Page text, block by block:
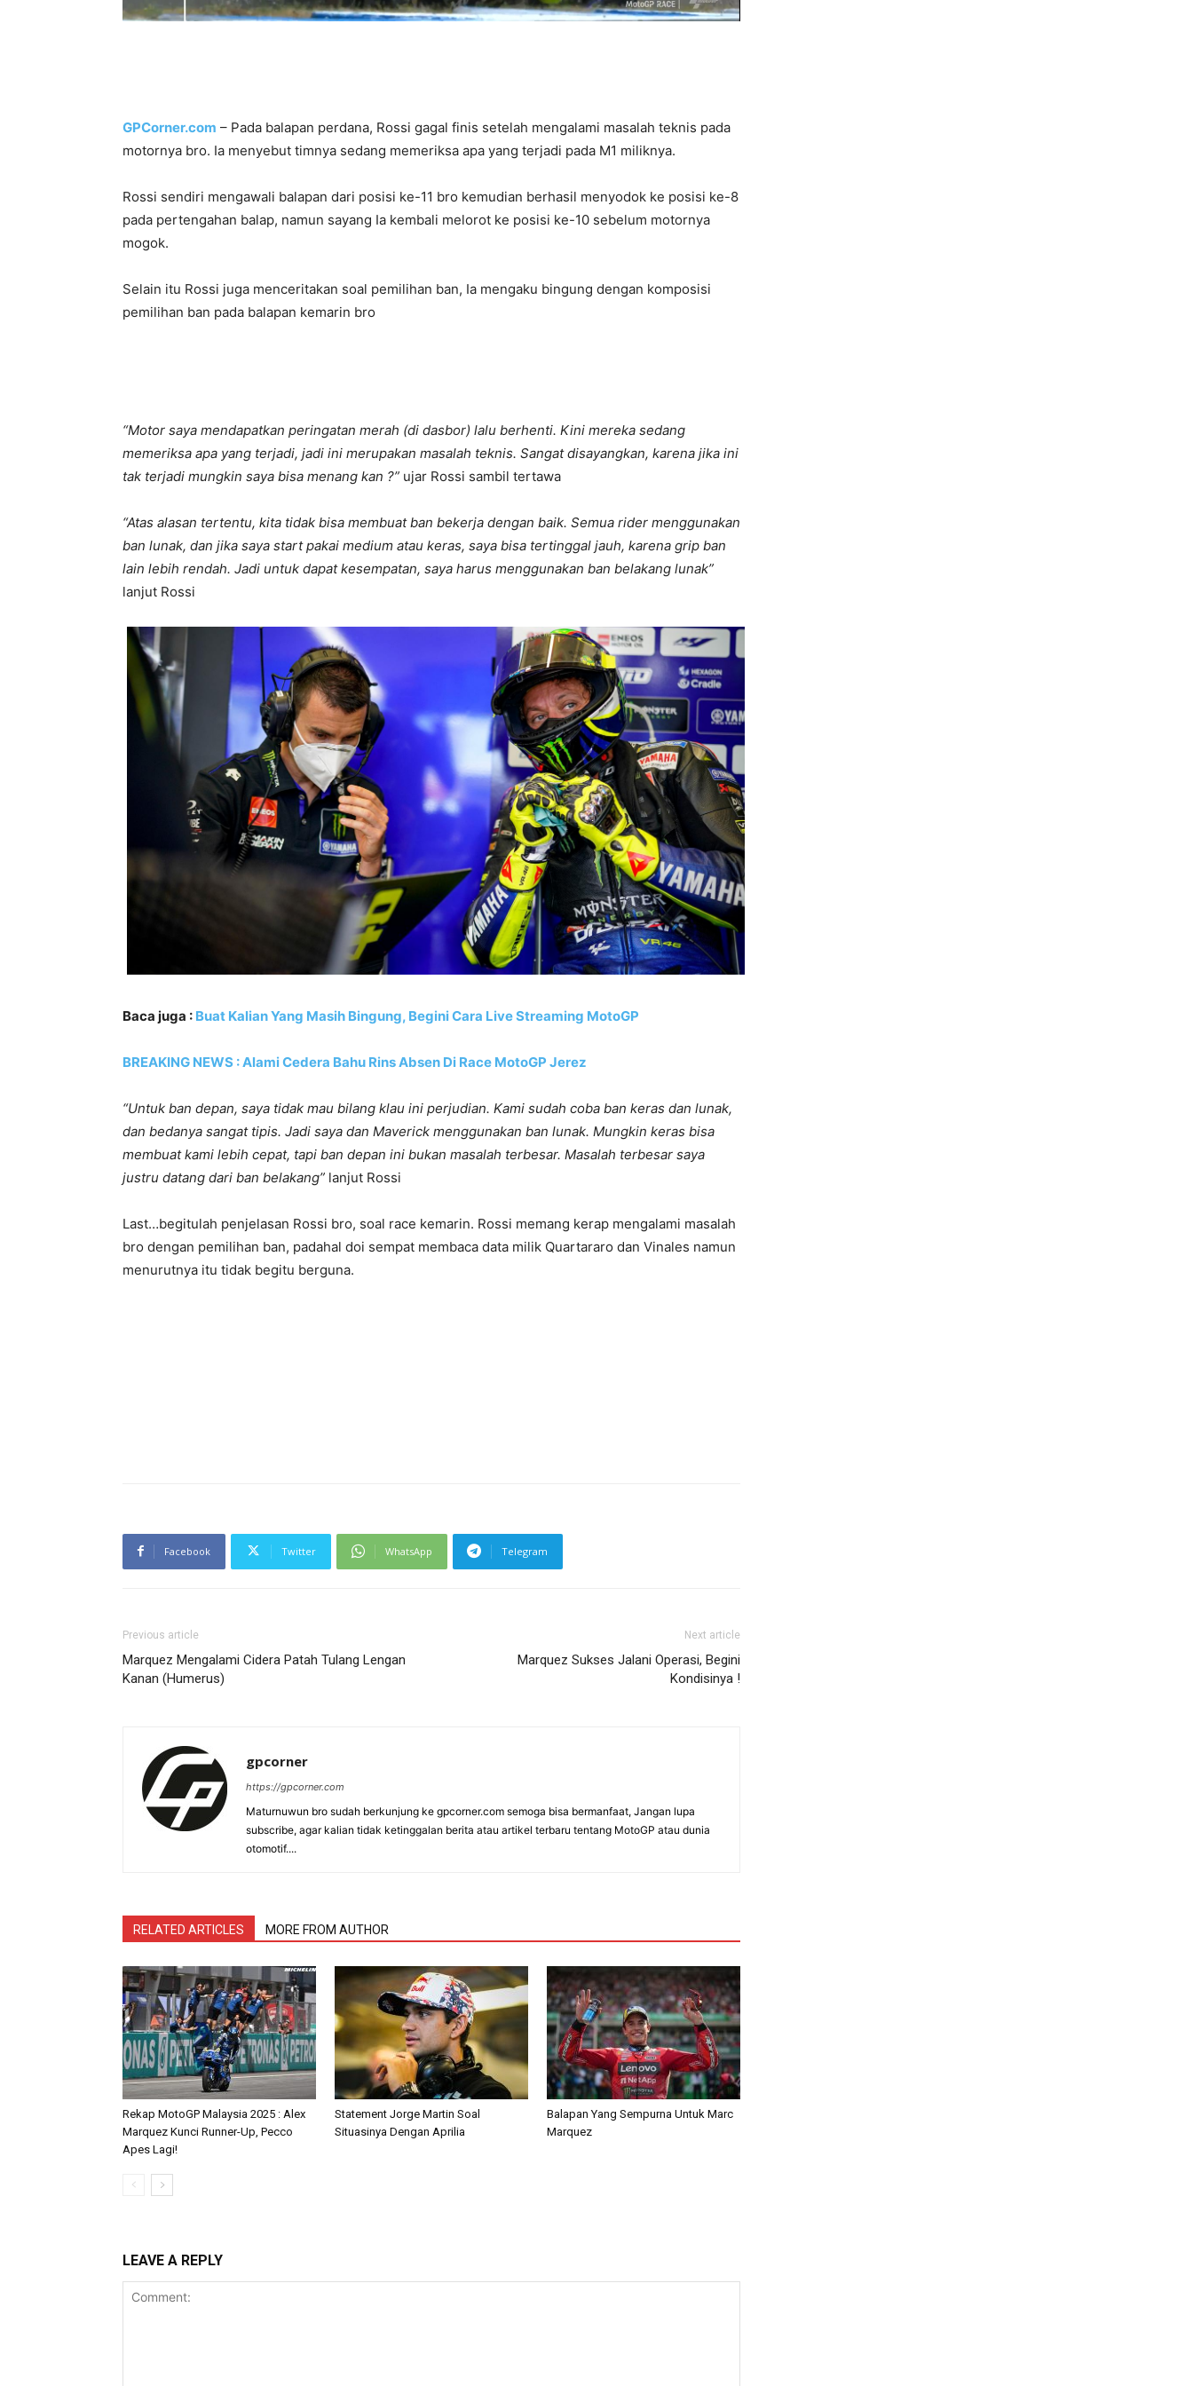
GPCorner.com – Pada balapan perdana, Rossi gagal finis setelah mengalami masalah teknis pada
motornya bro. Ia menyebut timnya sedang memeriksa apa yang terjadi pada M1 miliknya.
Rossi sendiri mengawali balapan dari posisi ke-11 bro kemudian berhasil menyodok ke posisi ke-8
pada pertengahan balap, namun sayang Ia kembali melorot ke posisi ke-10 sebelum motornya
mogok.
Selain itu Rossi juga menceritakan soal pemilihan ban, Ia mengaku bingung dengan komposisi
pemilihan ban pada balapan kemarin bro
“Motor saya mendapatkan peringatan merah (di dasbor) lalu berhenti. Kini mereka sedang
memeriksa apa yang terjadi, jadi ini merupakan masalah teknis. Sangat disayangkan, karena jika ini
tak terjadi mungkin saya bisa menang kan ?” ujar Rossi sambil tertawa
“Atas alasan tertentu, kita tidak bisa membuat ban bekerja dengan baik. Semua rider menggunakan
ban lunak, dan jika saya start pakai medium atau keras, saya bisa tertinggal jauh, karena grip ban
lain lebih rendah. Jadi untuk dapat kesempatan, saya harus menggunakan ban belakang lunak”
lanjut Rossi
Baca juga : Buat Kalian Yang Masih Bingung, Begini Cara Live Streaming MotoGP
BREAKING NEWS : Alami Cedera Bahu Rins Absen Di Race MotoGP Jerez
“Untuk ban depan, saya tidak mau bilang klau ini perjudian. Kami sudah coba ban keras dan lunak,
dan bedanya sangat tipis. Jadi saya dan Maverick menggunakan ban lunak. Mungkin keras bisa
membuat kami lebih cepat, tapi ban depan ini bukan masalah terbesar. Masalah terbesar saya
justru datang dari ban belakang” lanjut Rossi
Last…begitulah penjelasan Rossi bro, soal race kemarin. Rossi memang kerap mengalami masalah
bro dengan pemilihan ban, padahal doi sempat membaca data milik Quartararo dan Vinales namun
menurutnya itu tidak begitu berguna.
Facebook Twitter WhatsApp Telegram
Previous article
Marquez Mengalami Cidera Patah Tulang Lengan
Kanan (Humerus)
Next article
Marquez Sukses Jalani Operasi, Begini
Kondisinya !
gpcorner
https://gpcorner.com
Maturnuwun bro sudah berkunjung ke gpcorner.com semoga bisa bermanfaat, Jangan lupa
subscribe, agar kalian tidak ketinggalan berita atau artikel terbaru tentang MotoGP atau dunia
otomotif....
RELATED ARTICLES MORE FROM AUTHOR
Rekap MotoGP Malaysia 2025 : Alex
Marquez Kunci Runner-Up, Pecco
Apes Lagi!
Statement Jorge Martin Soal
Situasinya Dengan Aprilia
Balapan Yang Sempurna Untuk Marc
Marquez
LEAVE A REPLY